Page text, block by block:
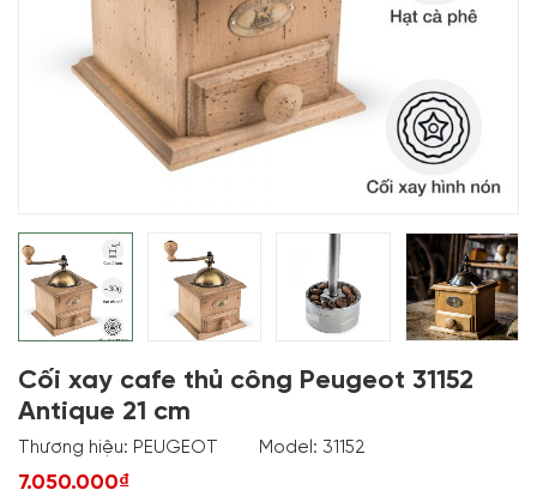
Cối xay cafe thủ công Peugeot 31152
Antique 21 cm
Thương hiệu: PEUGEOT Model: 31152
7.050.000₫